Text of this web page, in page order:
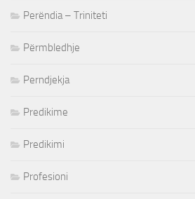
Perëndia – Triniteti
Përmbledhje
Perndjekja
Predikime
Predikimi
Profesioni